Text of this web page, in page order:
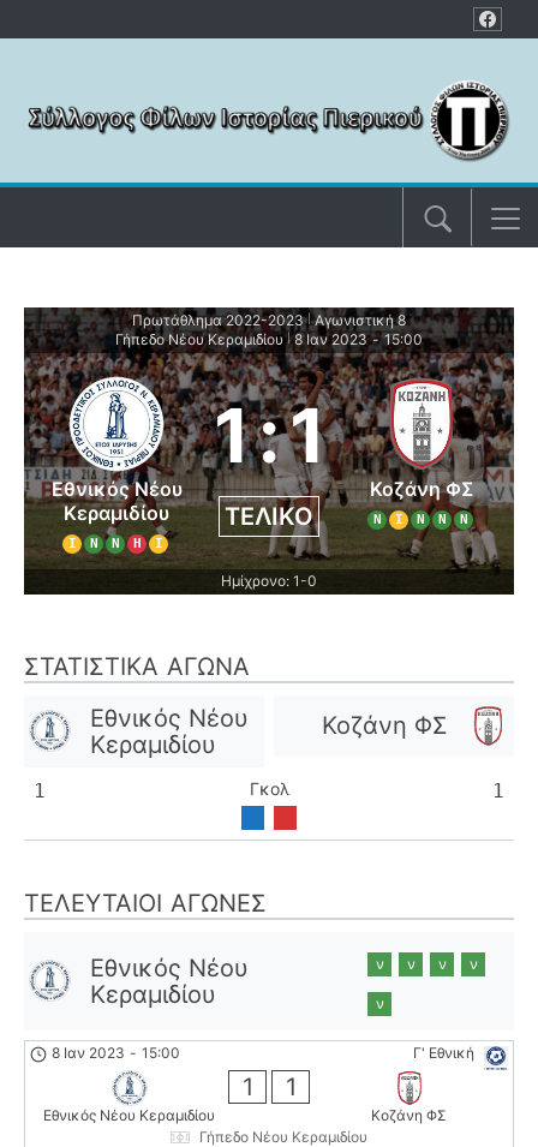
Πρωτάθλημα 2022-2023 Αγωνιστική 8
Γήπεδο Νέου Κεραμιδίου
8 Ιαν 2023 - 15:00
Εθνικός Νέου
Κεραμιδίου
Ι Ν Ν Η Ι
1:1
ΤΕΛΙΚΌ
Κοζάνη ΦΣ
Ν Ι Ν Ν Ν
Ημίχρονο: 1-0
ΣΤΑΤΙΣΤΙΚΆ ΑΓΏΝΑ
Εθνικός Νέου
Κεραμιδίου
Κοζάνη ΦΣ
1 Γκολ 1
ΤΕΛΕΥΤΑΊΟΙ ΑΓΏΝΕΣ
Εθνικός Νέου
Κεραμιδίου
ν ν ν ν
ν
Γ' Εθνική
8 Ιαν 2023 - 15:00
Εθνικός Νέου Κεραμιδίου
1 1
Κοζάνη ΦΣ
Γήπεδο Νέου Κεραμιδίου